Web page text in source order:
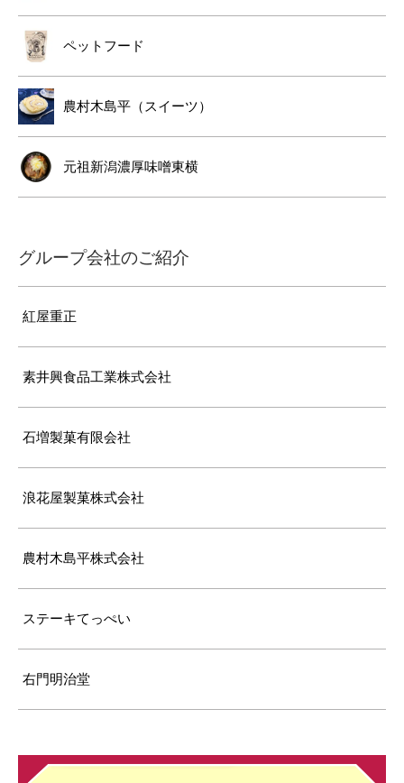
ペットフード
農村木島平（スイーツ）
元祖新潟濃厚味噌東横
グループ会社のご紹介
紅屋重正
素井興食品工業株式会社
石増製菓有限会社
浪花屋製菓株式会社
農村木島平株式会社
ステーキてっぺい
右門明治堂